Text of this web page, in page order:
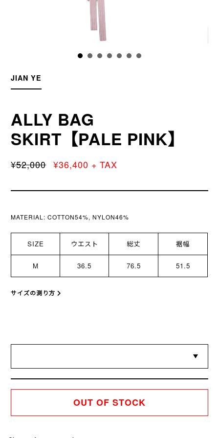
JIAN YE
ALLY BAG
SKIRT【PALE PINK】
¥52,000 ¥36,400 + TAX
MATERIAL: COTTON54%, NYLON46%
SIZE ウエスト 総丈 裾幅
M 36.5 76.5 51.5
サイズの測り方
OUT OF STOCK